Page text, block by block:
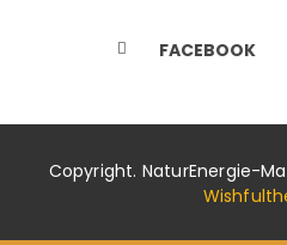
FACEBOOK
Copyright. NaturEnergie-